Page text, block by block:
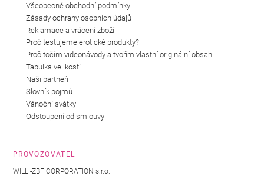
Všeobecné obchodní podmínky
Zásady ochrany osobních údajů
Reklamace a vrácení zboží
Proč testujeme erotické produkty?
Proč točím videonávody a tvořím vlastní originální obsah
Tabulka velikostí
Naši partneři
Slovník pojmů
Vánoční svátky
Odstoupení od smlouvy
PROVOZOVATEL
WILLI-ZBF CORPORATION s.r.o.